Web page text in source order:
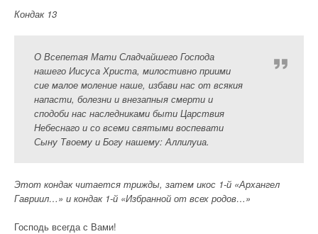
Кондак 13
О Всепетая Мати Сладчайшего Господа
нашего Иисуса Христа, милостивно приими
сие малое моление наше, избави нас от всякия
напасти, болезни и внезапныя смерти и
сподоби нас наследниками быти Царствия
Небеснаго и со всеми святыми воспевати
Сыну Твоему и Богу нашему: Аллилуиа.
Этот кондак читается трижды, затем икос 1-й «Архангел
Гавриил…» и кондак 1-й «Избранной от всех родов…»
Господь всегда с Вами!